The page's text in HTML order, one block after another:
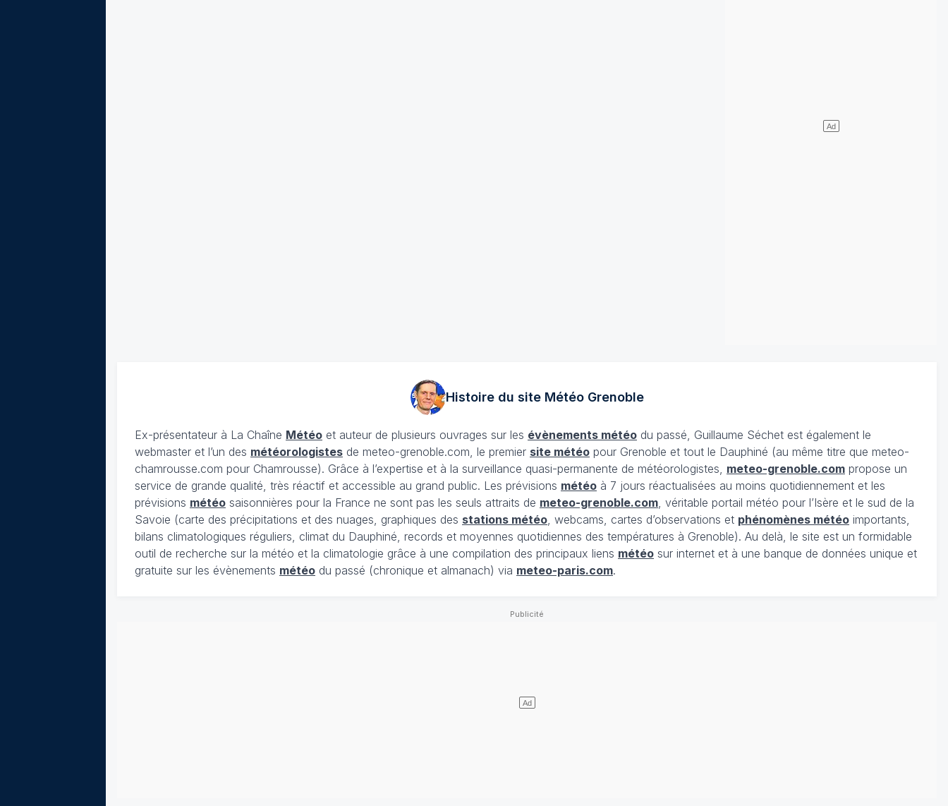
Histoire du site MétéoGrenoble
Ex-présentateur à La Chaîne Météo et auteur de plusieurs ouvrages sur les évènements météo du passé, Guillaume Séchet est également le
webmaster et l’un des météorologistes de meteo-grenoble.com, le premier site météo pour Grenoble et tout le Dauphiné (au même titre que meteo-
chamrousse.com pour Chamrousse). Grâce à l’expertise et à la surveillance quasi-permanente de météorologistes, meteo-grenoble.com propose un
service de grande qualité, très réactif et accessible au grand public. Les prévisions météo à 7 jours réactualisées au moins quotidiennement et les
prévisions météo saisonnières pour la France ne sont pas les seuls attraits de meteo-grenoble.com , véritable portail météo pour l’Isère et le sud de la
Savoie (carte des précipitations et des nuages, graphiques des stations météo , webcams, cartes d’observations et phénomènes météo importants,
bilans climatologiques réguliers, climat du Dauphiné, records et moyennes quotidiennes des températures à Grenoble). Au delà, le site est un formidable
outil de recherche sur la météo et la climatologie grâce à une compilation des principaux liens météo sur internet et à une banque de données unique et
gratuite sur les évènements météo du passé (chronique et almanach) via meteo-paris.com.